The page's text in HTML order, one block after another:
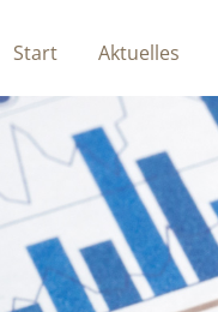
Start Aktuelles